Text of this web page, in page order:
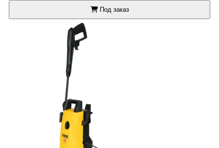
Под заказ